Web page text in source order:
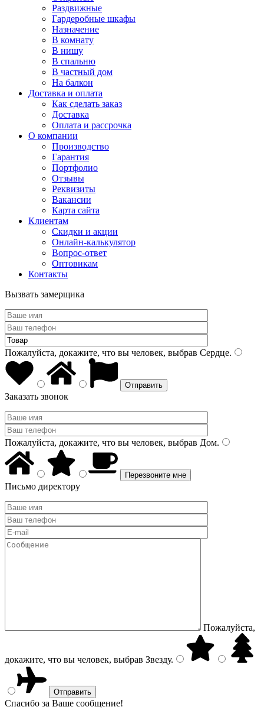
Раздвижные
Гардеробные шкафы
Назначение
В комнату
В нишу
В спальню
В частный дом
На балкон
Доставка и оплата
Как сделать заказ
Доставка
Оплата и рассрочка
О компании
Производство
Гарантия
Портфолио
Отзывы
Реквизиты
Вакансии
Карта сайта
Клиентам
Скидки и акции
Онлайн-калькулятор
Вопрос-ответ
Оптовикам
Контакты
Вызвать замерщика
Пожалуйста, докажите, что вы человек, выбрав Сердце.
Заказать звонок
Пожалуйста, докажите, что вы человек, выбрав Дом.
Письмо директору
Пожалуйста,
докажите, что вы человек, выбрав Звезду.
Спасибо за Ваше сообщение!